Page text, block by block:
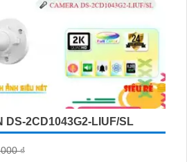
DS-2CD1043G2-LIUF/SL
₫